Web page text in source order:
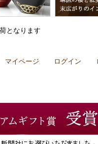
となります
マイページ ログイン